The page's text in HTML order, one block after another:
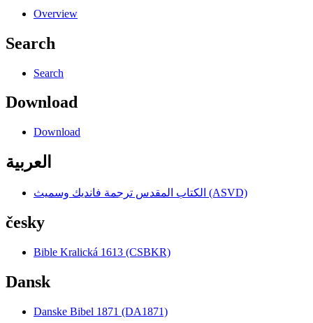
Overview
Search
Search
Download
Download
العربية
الكتاب المقدس ترجمة فانديك وسميث (ASVD)
česky
Bible Kralická 1613 (CSBKR)
Dansk
Danske Bibel 1871 (DA1871)